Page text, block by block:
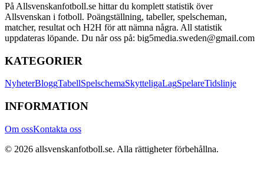
På Allsvenskanfotboll.se hittar du komplett statistik över
Allsvenskan i fotboll. Poängställning, tabeller, spelscheman,
matcher, resultat och H2H för att nämna några. All statistik
uppdateras löpande. Du når oss på: big5media.sweden@gmail.com
KATEGORIER
NyheterBloggTabellSpelschemaSkytteligaLagSpelareTidslinje
INFORMATION
Om ossKontakta oss
© 2026 allsvenskanfotboll.se. Alla rättigheter förbehållna.